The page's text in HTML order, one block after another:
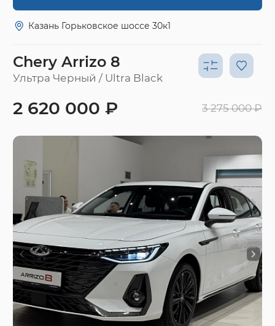
Казань Горьковское шоссе 30к1
Chery Arrizo 8
Ультра Черный / Ultra Black
2 620 000 ₽ 3 275 000 ₽